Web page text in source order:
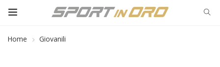
Home Giovanili